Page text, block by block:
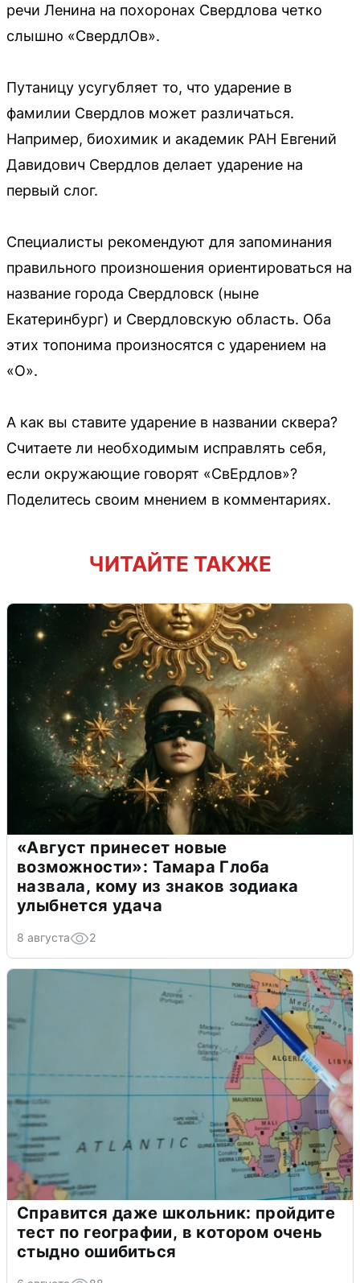
речи Ленина на похоронах Свердлова четко
слышно «СвердлОв».
Путаницу усугубляет то, что ударение в
фамилии Свердлов может различаться.
Например, биохимик и академик РАН Евгений
Давидович Свердлов делает ударение на
первый слог.
Специалисты рекомендуют для запоминания
правильного произношения ориентироваться на
название города Свердловск (ныне
Екатеринбург) и Свердловскую область. Оба
этих топонима произносятся с ударением на
«О».
А как вы ставите ударение в названии сквера?
Считаете ли необходимым исправлять себя,
если окружающие говорят «СвЕрдлов»?
Поделитесь своим мнением в комментариях.
ЧИТАЙТЕ ТАКЖЕ
«Август принесет новые
возможности»: Тамара Глоба
назвала, кому из знаков зодиака
улыбнется удача
8 августа 2
Справится даже школьник: пройдите
тест по географии, в котором очень
стыдно ошибиться